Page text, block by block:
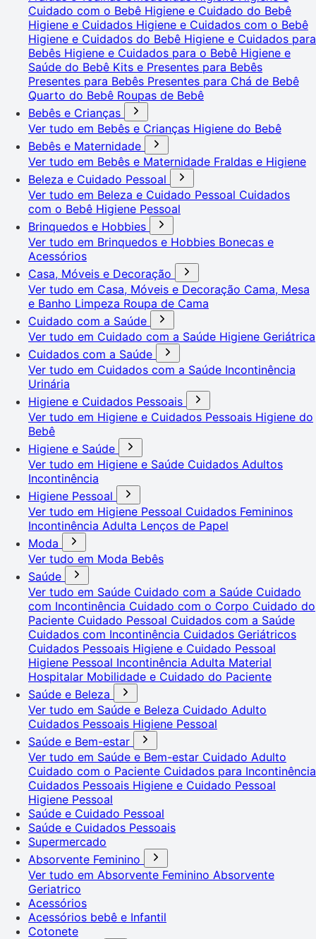
Cuidado com o Bebê Higiene e Cuidado do Bebê
Higiene e Cuidados Higiene e Cuidados com o Bebê
Higiene e Cuidados do Bebê Higiene e Cuidados para
Bebês Higiene e Cuidados para o Bebê Higiene e
Saúde do Bebê Kits e Presentes para Bebês
Presentes para Bebês Presentes para Chá de Bebê
Quarto do Bebê Roupas de Bebê
Bebês e Crianças
Ver tudo em Bebês e Crianças Higiene do Bebê
Bebês e Maternidade
Ver tudo em Bebês e Maternidade Fraldas e Higiene
Beleza e Cuidado Pessoal
Ver tudo em Beleza e Cuidado Pessoal Cuidados
com o Bebê Higiene Pessoal
Brinquedos e Hobbies
Ver tudo em Brinquedos e Hobbies Bonecas e
Acessórios
Casa, Móveis e Decoração
Ver tudo em Casa, Móveis e Decoração Cama, Mesa
e Banho Limpeza Roupa de Cama
Cuidado com a Saúde
Ver tudo em Cuidado com a Saúde Higiene Geriátrica
Cuidados com a Saúde
Ver tudo em Cuidados com a Saúde Incontinência
Urinária
Higiene e Cuidados Pessoais
Ver tudo em Higiene e Cuidados Pessoais Higiene do
Bebê
Higiene e Saúde
Ver tudo em Higiene e Saúde Cuidados Adultos
Incontinência
Higiene Pessoal
Ver tudo em Higiene Pessoal Cuidados Femininos
Incontinência Adulta Lenços de Papel
Moda
Ver tudo em Moda Bebês
Saúde
Ver tudo em Saúde Cuidado com a Saúde Cuidado
com Incontinência Cuidado com o Corpo Cuidado do
Paciente Cuidado Pessoal Cuidados com a Saúde
Cuidados com Incontinência Cuidados Geriátricos
Cuidados Pessoais Higiene e Cuidado Pessoal
Higiene Pessoal Incontinência Adulta Material
Hospitalar Mobilidade e Cuidado do Paciente
Saúde e Beleza
Ver tudo em Saúde e Beleza Cuidado Adulto
Cuidados Pessoais Higiene Pessoal
Saúde e Bem-estar
Ver tudo em Saúde e Bem-estar Cuidado Adulto
Cuidado com o Paciente Cuidados para Incontinência
Cuidados Pessoais Higiene e Cuidado Pessoal
Higiene Pessoal
Saúde e Cuidado Pessoal
Saúde e Cuidados Pessoais
Supermercado
Absorvente Feminino
Ver tudo em Absorvente Feminino Absorvente
Geriatrico
Acessórios
Acessórios bebê e Infantil
Cotonete